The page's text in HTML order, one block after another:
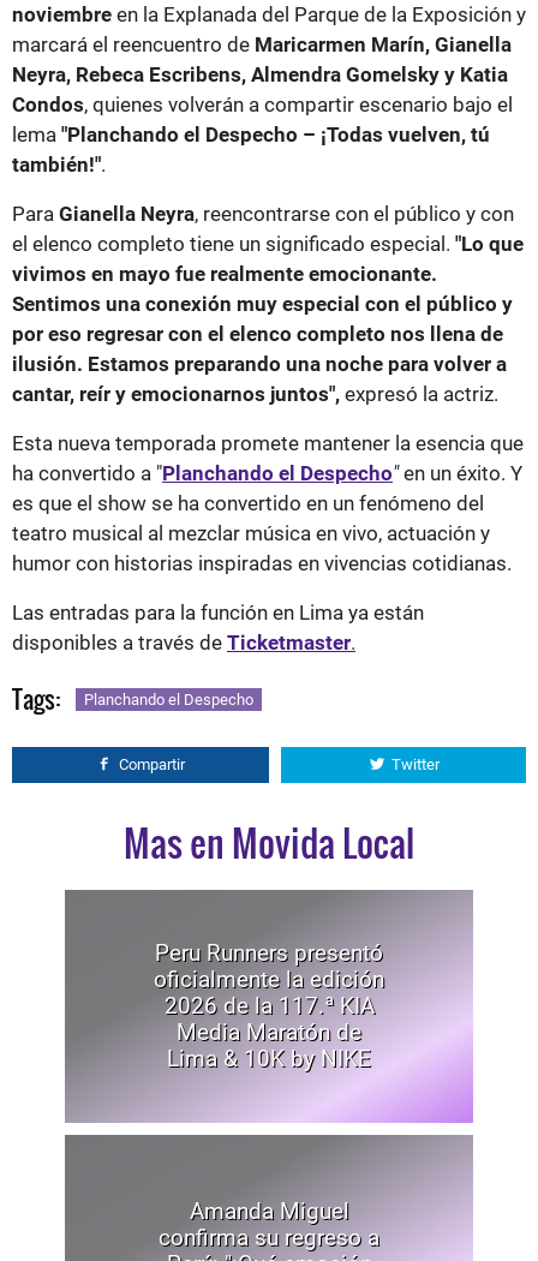
noviembre en la Explanada del Parque de la Exposición y
marcará el reencuentro de Maricarmen Marín, Gianella
Neyra, Rebeca Escribens, Almendra Gomelsky y Katia
Condos, quienes volverán a compartir escenario bajo el
lema "Planchando el Despecho – ¡Todas vuelven, tú
también!".
Para Gianella Neyra, reencontrarse con el público y con
el elenco completo tiene un significado especial. "Lo que
vivimos en mayo fue realmente emocionante.
Sentimos una conexión muy especial con el público y
por eso regresar con el elenco completo nos llena de
ilusión. Estamos preparando una noche para volver a
cantar, reír y emocionarnos juntos", expresó la actriz.
Esta nueva temporada promete mantener la esencia que
ha convertido a "Planchando el Despecho"en un éxito. Y
es que el show se ha convertido en un fenómeno del
teatro musical al mezclar música en vivo, actuación y
humor con historias inspiradas en vivencias cotidianas.
Las entradas para la función en Lima ya están
disponibles a través de Ticketmaster.
Tags: Planchando el Despecho
Compartir Twitter
Mas en Movida Local
Peru Runners presentó
oficialmente la edición
2026 de la 117.ª KIA
Media Maratón de
Lima & 10K by NIKE
Amanda Miguel
confirma su regreso a